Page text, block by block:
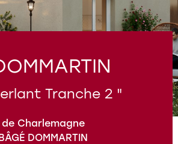
en cours
fréquentes
Tranche 2 "
de Charlemagne
DOMMARTIN